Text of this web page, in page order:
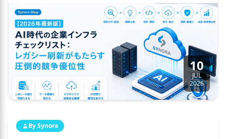
10
JUL
2026
By Synora